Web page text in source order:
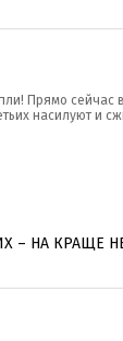
Прямо сейчас
насилуют и
– НА КРАЩЕ